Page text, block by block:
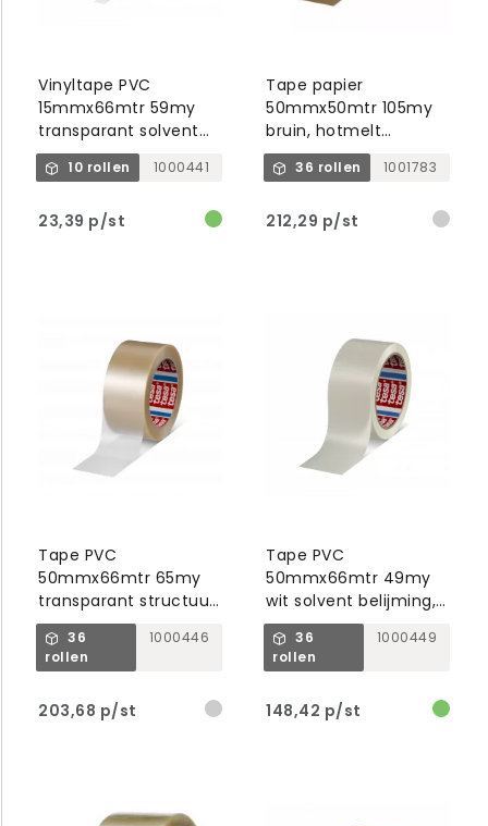
Vinyltape PVC
15mmx66mtr 59my
transparant solvent
belijming, tesa 4204
10 rollen 1000441
23,39 p/st
Tape papier
50mmx50mtr 105my
bruin, hotmelt
belijming, tesa 4513
36 rollen 1001783
212,29 p/st
Tape PVC
50mmx66mtr 65my
transparant structuur,
solvent belijming, tesa
410036
rollen
1000446
203,68 p/st
Tape PVC
50mmx66mtr 49my
wit solvent belijming,
tesa 4120
36
rollen
1000449
148,42 p/st